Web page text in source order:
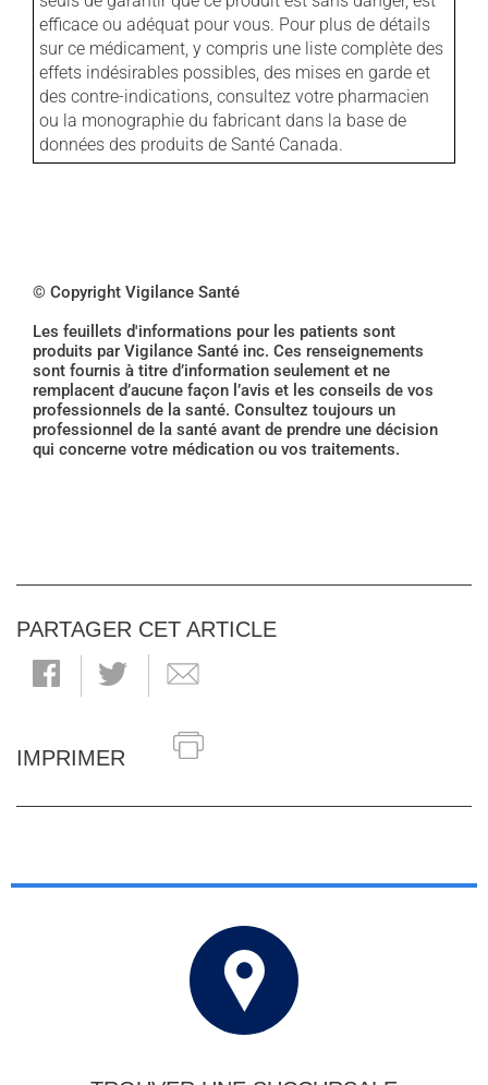
efficace ou adéquat pour vous. Pour plus de détails
sur ce médicament, y compris une liste complète des
effets indésirables possibles, des mises en garde et
des contre-indications, consultez votre pharmacien
ou la monographie du fabricant dans la base de
données des produits de Santé Canada.
© Copyright Vigilance Santé
Les feuillets d'informations pour les patients sont
produits par Vigilance Santé inc. Ces renseignements
sont fournis à titre d’information seulement et ne
remplacent d’aucune façon l’avis et les conseils de vos
professionnels de la santé. Consultez toujours un
professionnel de la santé avant de prendre une décision
qui concerne votre médication ou vos traitements.
PARTAGER CET ARTICLE
IMPRIMER